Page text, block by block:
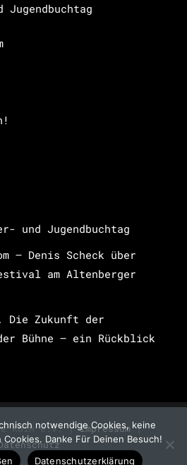
Jugendbuchtag
und Jugendbuchtag
– Denis Scheck über
am Altenberger
Zukunft der
Bühne – ein Rückblick
Köln e.V. |Impressum |
notwendige Cookies, keine
Danke Für Deinen Besuch!
Datenschutzerklärung